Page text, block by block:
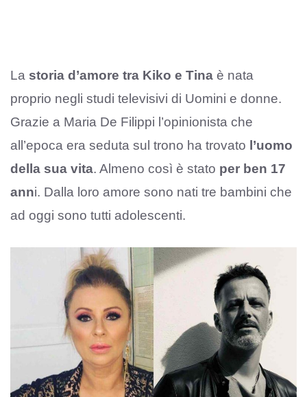
La storia d’amore tra Kiko e Tina è nata
proprio negli studi televisivi di Uomini e donne.
Grazie a Maria De Filippi l’opinionista che
all’epoca era seduta sul trono ha trovato l’uomo
della sua vita. Almeno così è stato per ben 17
anni. Dalla loro amore sono nati tre bambini che
ad oggi sono tutti adolescenti.